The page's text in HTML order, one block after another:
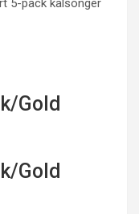
5-pack kalsonger
Gold
Gold